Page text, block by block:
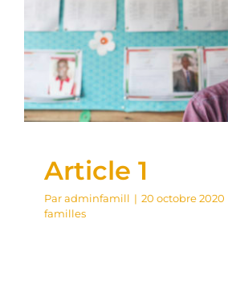
Conférence
Cours d’orientation familliale
Article 1
École des familles
Article 1
Paradminfamill | 20 octobre 2020
familles